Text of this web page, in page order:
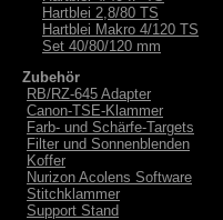
Hartblei 2,8/80 TS
Hartblei Makro 4/120 TS
Set 40/80/120 mm
Zubehör
RB/RZ-645 Adapter
Canon-TSE-Klammer
Farb- und Schärfe-Targets
Filter und Sonnenblenden
Koffer
Nurizon Acolens Software
Stitchklammer
Support Stand